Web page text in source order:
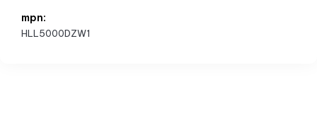
mpn:
HLL5000DZW1